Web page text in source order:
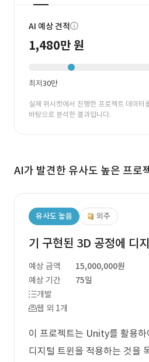
AI 예상 견적
1,480만 원
최저30만
실제 위시켓에서 진행한 프로젝트 데이터
바탕으로 분석한 결과입니다.
AI가 발견한 유사도 높은 프로
유사도 높음 외주
기 구현된 3D 공정에 디
예상 금액
15,000,000원
예상 기간
75일
개발
웹 외 1개
이 프로젝트는 Unity를 활용하
디지털 트윈을 적용하는 것을